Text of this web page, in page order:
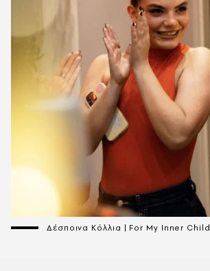
Δέσποινα Κόλλια | For My Inner Child